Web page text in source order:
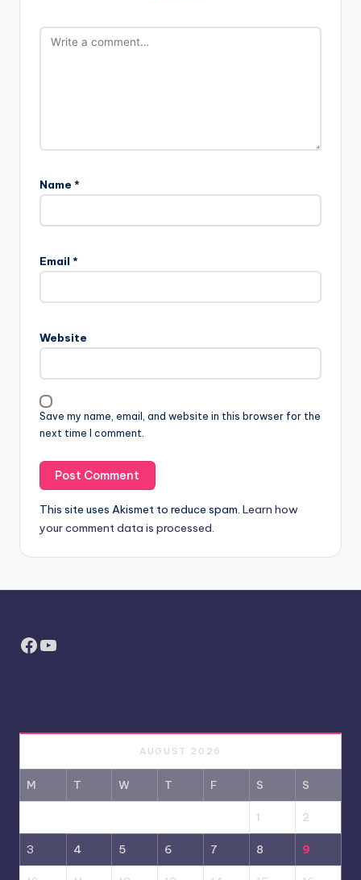
Name *
Email *
Website
Save my name, email, and website in this browser for the
next time I comment.
This site uses Akismet to reduce spam. Learn how
your comment data is processed.
Facebook
YouTube
AUGUST 2026
M T W T F S S
1 2
3 4 5 6 7 8 9